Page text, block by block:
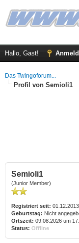
Hallo, Gast!
Das Twingoforum...
Profil von Semioli1
Semioli1
(Junior Member)
Registriert seit: 01.12.2013
Geburtstag: Nicht
Ortszeit: 09.08.2026 um
Status: Offline